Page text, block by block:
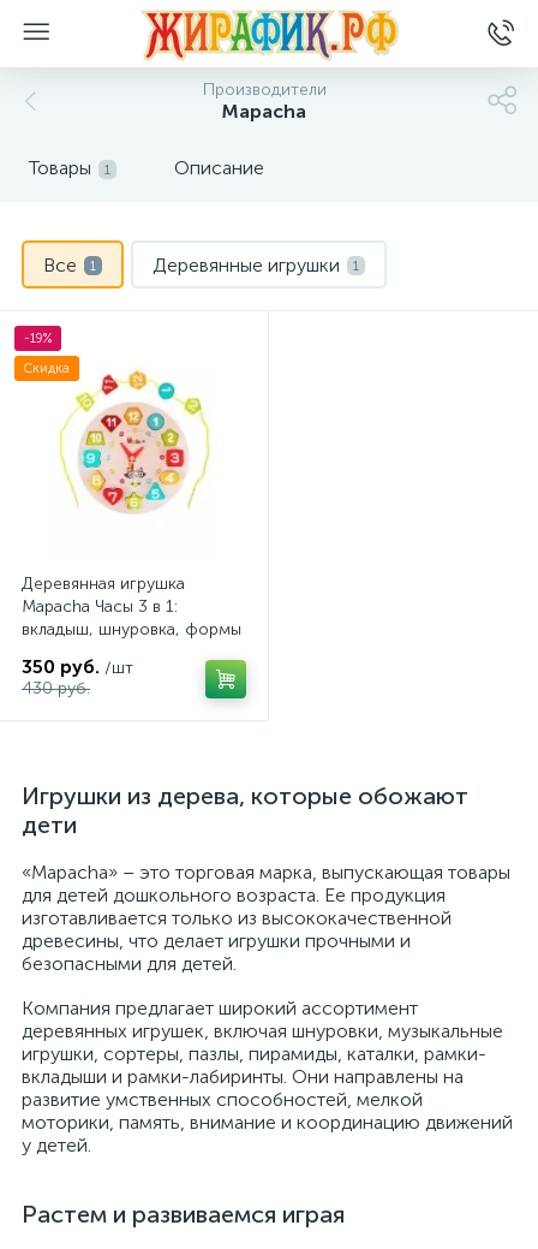
Производители
Mapacha
Товары 1 Описание
Все 1 Деревянные игрушки 1
-19%
Скидка
Деревянная игрушка
Mapacha Часы 3 в 1:
вкладыш, шнуровка, формы
350 руб. /шт
430 руб.
Игрушки из дерева, которые обожают
дети
«Mapacha» – это торговая марка, выпускающая товары
для детей дошкольного возраста. Ее продукция
изготавливается только из высококачественной
древесины, что делает игрушки прочными и
безопасными для детей.
Компания предлагает широкий ассортимент
деревянных игрушек, включая шнуровки, музыкальные
игрушки, сортеры, пазлы, пирамиды, каталки, рамки-
вкладыши и рамки-лабиринты. Они направлены на
развитие умственных способностей, мелкой
моторики, память, внимание и координацию движений
у детей.
Растем и развиваемся играя